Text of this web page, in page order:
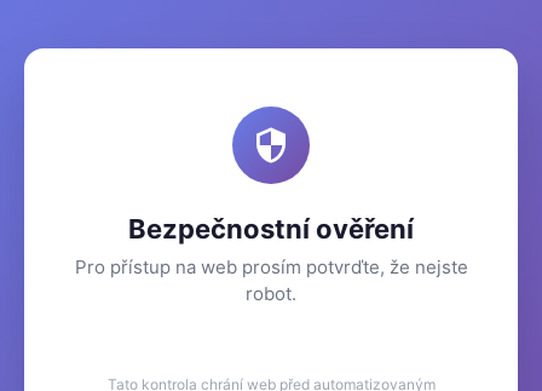
Bezpečnostní ověření
Pro přístup na web prosím potvrďte, že nejste
robot.
Tato kontrola chrání web před automatizovaným